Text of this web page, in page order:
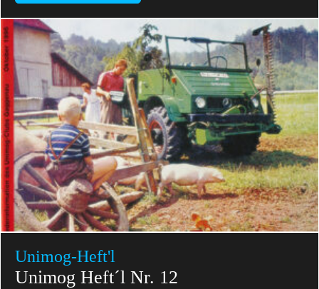
Unimog-Heft'l
Unimog Heft´l Nr. 12